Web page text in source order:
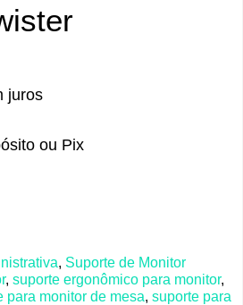
juros
ou Pix
, Suporte de Monitor
, suporte ergonômico para monitor,
para monitor de mesa, suporte para